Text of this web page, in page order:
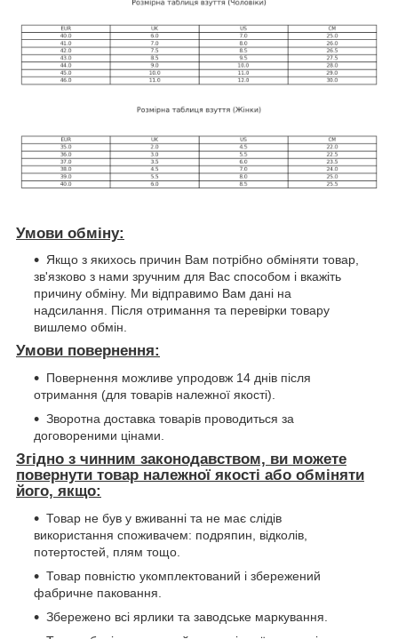
Умови обміну:
Якщо з якихось причин Вам потрібно обміняти товар,
зв'язково з нами зручним для Вас способом і вкажіть
причину обміну. Ми відправимо Вам дані на
надсилання. Після отримання та перевірки товару
вишлемо обмін.
Умови повернення:
Повернення можливе упродовж 14 днів після
отримання (для товарів належної якості).
Зворотна доставка товарів проводиться за
договореними цінами.
Згідно з чинним законодавством, ви можете
повернути товар належної якості або обміняти
його, якщо:
Товар не був у вживанні та не має слідів
використання споживачем: подряпин, відколів,
потертостей, плям тощо.
Товар повністю укомплектований і збережений
фабричне паковання.
Збережено всі ярлики та заводське маркування.